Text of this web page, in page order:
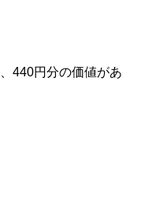
440円分の価値があ